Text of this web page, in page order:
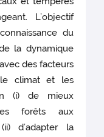
L’objectif
du
la dynamique
des facteurs
le climat et les
(i) de mieux
forêts aux
d’adapter la